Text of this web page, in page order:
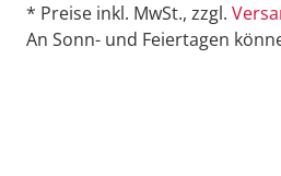
* Preise inkl. MwSt., zzgl.
An Sonn- und Feiertagen